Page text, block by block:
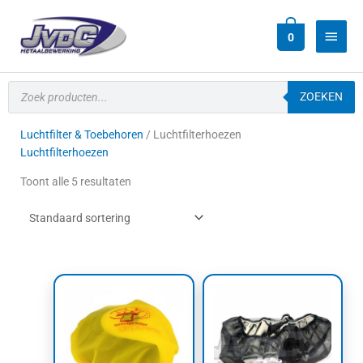
0
Producten
zoeken
ZOEKEN
Luchtfilter & Toebehoren / Luchtfilterhoezen
Luchtfilterhoezen
Toont alle 5 resultaten
product
heeft
meerdere
variaties.